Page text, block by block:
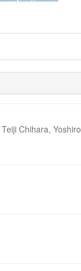
Chihara, Yoshiro